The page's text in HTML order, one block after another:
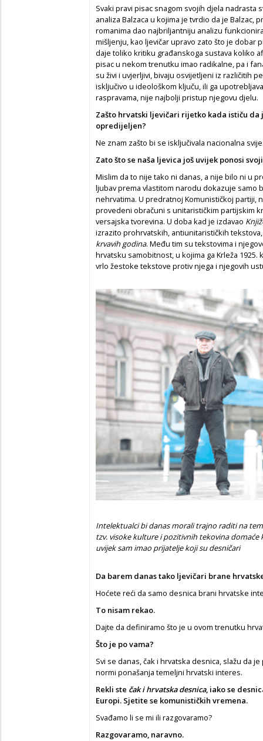
Svaki pravi pisac snagom svojih djela nadrasta
analiza Balzaca u kojima je tvrdio da je Balzac,
romanima dao najbriljantniju analizu
mišljenju, kao ljevičar upravo zato što je dobar
daje toliko kritiku građanskoga sustava koliko
pisac u nekom trenutku imao radikalne, pa i
su živi i uvjerljivi, bivaju osvijetljeni iz različitih
isključivo u ideološkom ključu, ili ga
raspravama, nije najbolji pristup njegovu djelu.
Zašto hrvatski ljevičari rijetko kada ističu da
opredijeljen?
Ne znam zašto bi se isključivala nacionalna
Zato što se naša ljevica još uvijek ponosi
Mislim da to nije tako ni danas, a nije bilo ni u
ljubav prema vlastitom narodu dokazuje samo
nehrvatima. U predratnoj Komunističkoj partiji,
provedeni obračuni s unitarističkim partijskim
versajska tvorevina. U doba kad je izdavao
izrazito prohrvatskih, antiunitarističkih
krvavih godina. Među tim su tekstovima i
hrvatsku samobitnost, u kojima ga Krleža
vrlo žestoke tekstove protiv njega i njegovih
Intelektualci bi danas morali trajno raditi na
tzv. visoke kulture i pozitivnih tekovina
uvijek sam imao prijatelje koji su desničari
Da barem danas tako ljevičari brane
Hoćete reći da samo desnica brani hrvatske
To nisam rekao.
Dajte da definiramo što je u ovom trenutku
Što je po vama?
Svi se danas, čak i hrvatska desnica, slažu da
normi ponašanja temeljni hrvatski interes.
Rekli ste čak i hrvatska desnica, iako se
Europi. Sjetite se komunističkih vremena.
Svađamo li se mi ili razgovaramo?
Razgovaramo, naravno.